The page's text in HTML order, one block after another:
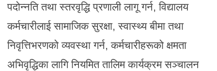
पदोन्नति तथा स्तरवृद्धि प्रणाली लागू गर्न, विद्यालय
कर्मचारीलाई सामाजिक सुरक्षा, स्वास्थ्य बीमा तथा
निवृत्तिभरणको व्यवस्था गर्न, कर्मचारीहरूको क्षमता
अभिवृद्धिका लागि नियमित तालिम कार्यक्रम सञ्चालन